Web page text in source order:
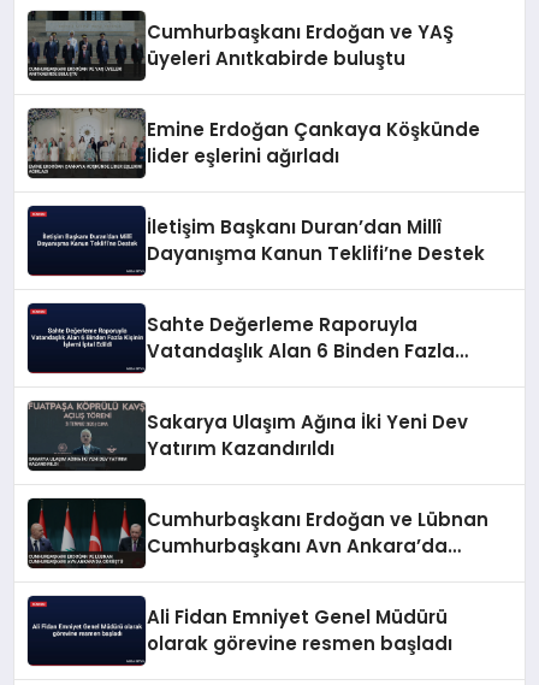
Cumhurbaşkanı Erdoğan ve YAŞ
üyeleri Anıtkabirde buluştu
Emine Erdoğan Çankaya Köşkünde
lider eşlerini ağırladı
İletişim Başkanı Duran’dan Millî
Dayanışma Kanun Teklifi’ne Destek
Sahte Değerleme Raporuyla
Vatandaşlık Alan 6 Binden Fazla
Sakarya Ulaşım Ağına İki Yeni Dev
Yatırım Kazandırıldı
Cumhurbaşkanı Erdoğan ve Lübnan
Cumhurbaşkanı Avn Ankara’da
Ali Fidan Emniyet Genel Müdürü
olarak görevine resmen başladı